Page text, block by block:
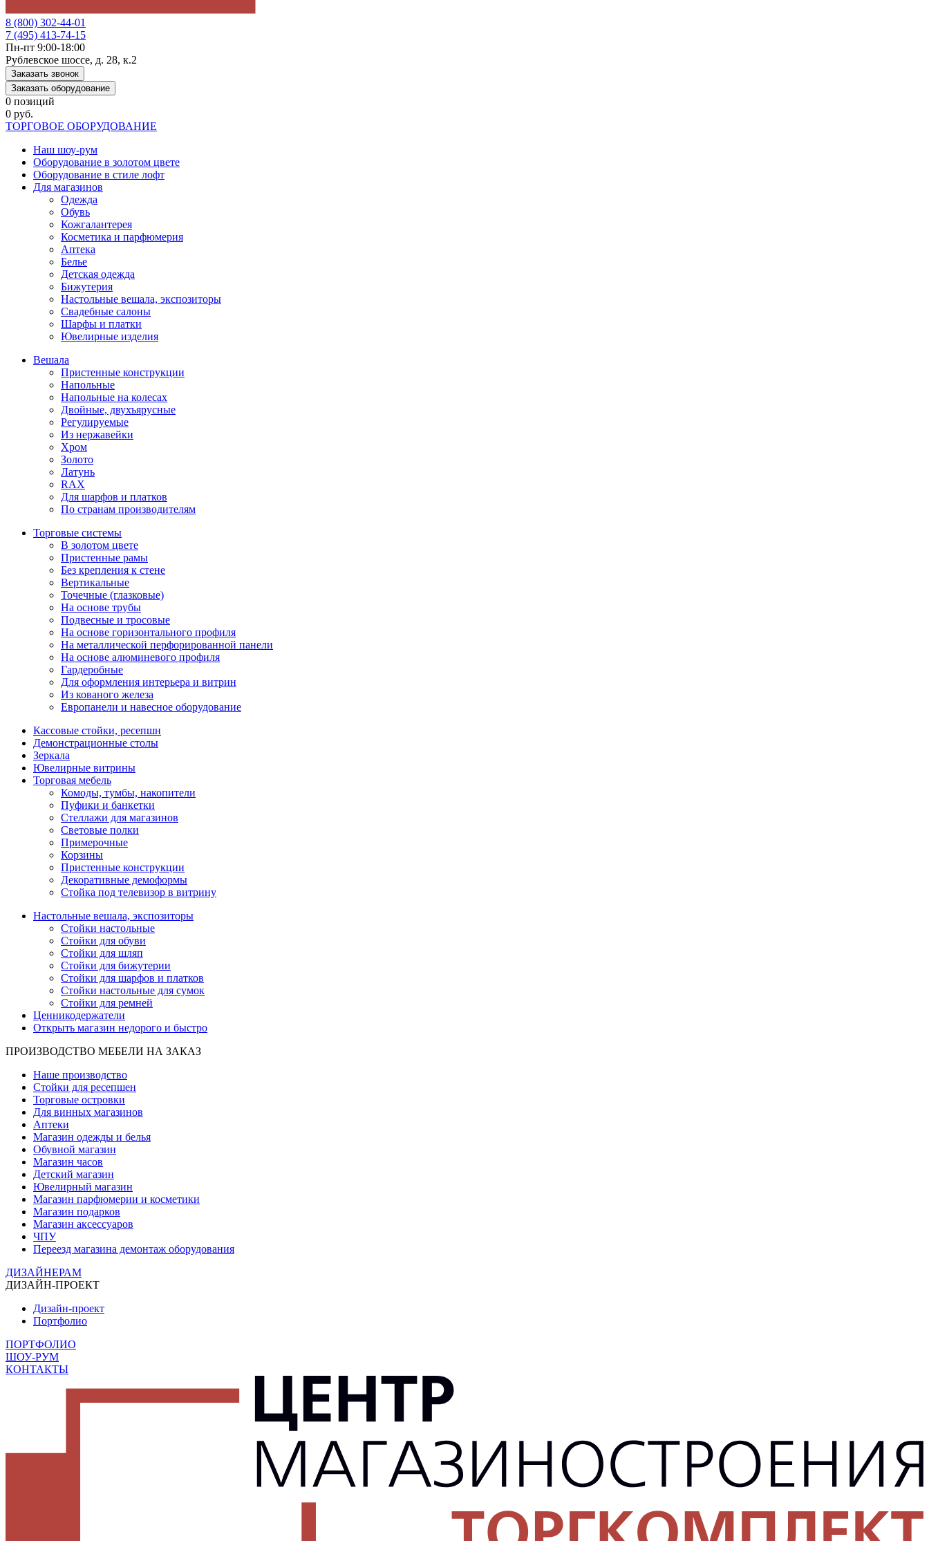
8 (800) 302-44-01
7 (495) 413-74-15
Пн-пт 9:00-18:00
Рублевское шоссе, д. 28, к.2
Заказать звонок
Заказать оборудование
0 позиций
0 руб.
ТОРГОВОЕ ОБОРУДОВАНИЕ
Наш шоу-рум
Оборудование в золотом цвете
Оборудование в стиле лофт
Для магазинов
Одежда
Обувь
Кожгалантерея
Косметика и парфюмерия
Аптека
Белье
Детская одежда
Бижутерия
Настольные вешала, экспозиторы
Свадебные салоны
Шарфы и платки
Ювелирные изделия
Вешала
Пристенные конструкции
Напольные
Напольные на колесах
Двойные, двухъярусные
Регулируемые
Из нержавейки
Хром
Золото
Латунь
RAX
Для шарфов и платков
По странам производителям
Торговые системы
В золотом цвете
Пристенные рамы
Без крепления к стене
Вертикальные
Точечные (глазковые)
На основе трубы
Подвесные и тросовые
На основе горизонтального профиля
На металлической перфорированной панели
На основе алюминевого профиля
Гардеробные
Для оформления интерьера и витрин
Из кованого железа
Европанели и навесное оборудование
Кассовые стойки, ресепшн
Демонстрационные столы
Зеркала
Ювелирные витрины
Торговая мебель
Комоды, тумбы, накопители
Пуфики и банкетки
Стеллажи для магазинов
Световые полки
Примерочные
Корзины
Пристенные конструкции
Декоративные демоформы
Стойка под телевизор в витрину
Настольные вешала, экспозиторы
Стойки настольные
Стойки для обуви
Стойки для шляп
Стойки для бижутерии
Стойки для шарфов и платков
Стойки настольные для сумок
Стойки для ремней
Ценникодержатели
Открыть магазин недорого и быстро
ПРОИЗВОДСТВО МЕБЕЛИ НА ЗАКАЗ
Наше производство
Стойки для ресепшен
Торговые островки
Для винных магазинов
Аптеки
Магазин одежды и белья
Обувной магазин
Магазин часов
Детский магазин
Ювелирный магазин
Магазин парфюмерии и косметики
Магазин подарков
Магазин аксессуаров
ЧПУ
Переезд магазина демонтаж оборудования
ДИЗАЙНЕРАМ
ДИЗАЙН-ПРОЕКТ
Дизайн-проект
Портфолио
ПОРТФОЛИО
ШОУ-РУМ
КОНТАКТЫ